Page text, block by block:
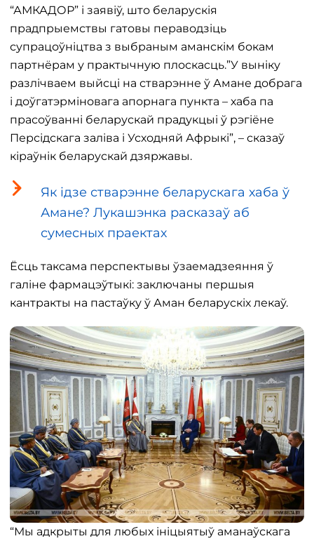
“АМКАДОР” і заявіў, што беларускія
прадпрыемствы гатовы пераводзіць
супрацоўніцтва з выбраным аманскім бокам
партнёрам у практычную плоскасць.”У выніку
разлічваем выйсці на стварэнне ў Амане добрага
і доўгатэрміновага апорнага пункта – хаба па
прасоўванні беларускай прадукцыі ў рэгіёне
Персідскага заліва і Усходняй Афрыкі”, – сказаў
кіраўнік беларускай дзяржавы.
Як ідзе стварэнне беларускага хаба ў
Амане? Лукашэнка расказаў аб
сумесных праектах
Ёсць таксама перспектывы ўзаемадзеяння ў
галіне фармацэўтыкі: заключаны першыя
кантракты на пастаўку ў Аман беларускіх лекаў.
“Мы адкрыты для любых ініцыятыў аманаўскага